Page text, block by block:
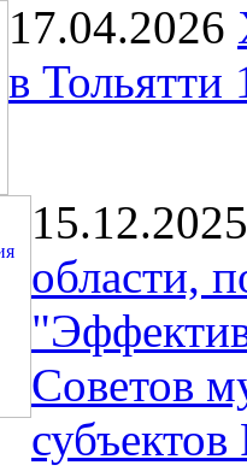
17.04.2026
в Тольятти
15.12.2025
области,
Советов